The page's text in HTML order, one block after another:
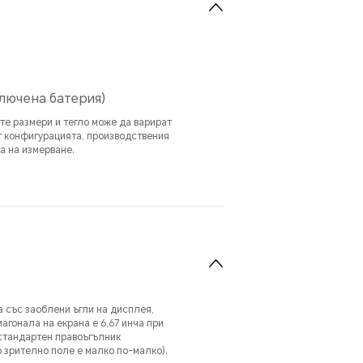
батерия)
размери и тегло може да варират
конфигурацията, производствения
на измерване.
със заоблени ъгли на дисплея,
на екрана е 6,67 инча при
правоъгълник
зрително поле е малко по-малко).